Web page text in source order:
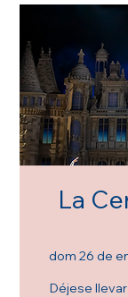
La
dom 26 de
Déjese